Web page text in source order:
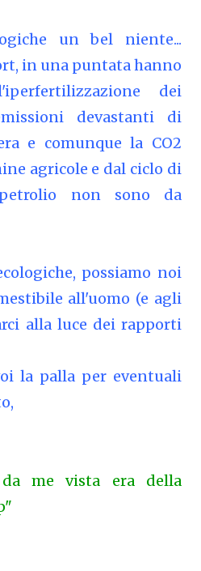
un bel niente...
in una puntata hanno
dei
devastanti di
e comunque la CO2
agricole e dal ciclo di
non sono da
possiamo noi
all'uomo (e agli
alla luce dei rapporti
la palla per eventuali
me vista era della